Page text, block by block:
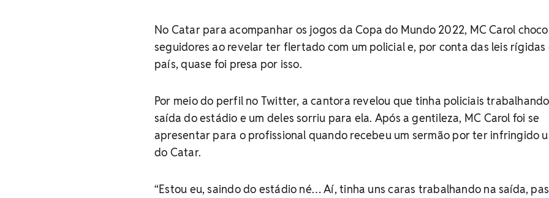
No Catar para acompanhar os jogos da Copa do Mundo 2022, MC Carol
seguidores ao revelar ter flertado com um policial e, por conta das leis rígidas
país, quase foi presa por isso.
Por meio do perfil no Twitter, a cantora revelou que tinha policiais
saída do estádio e um deles sorriu para ela. Após a gentileza, MC Carol foi se
apresentar para o profissional quando recebeu um sermão por ter infringido
do Catar.
“Estou eu, saindo do estádio né… Aí, tinha uns caras trabalhando na saída,